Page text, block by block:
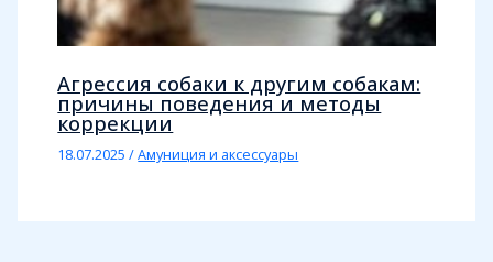
Агрессия собаки к другим собакам:
причины поведения и методы
коррекции
18.07.2025/Амуниция и аксессуары